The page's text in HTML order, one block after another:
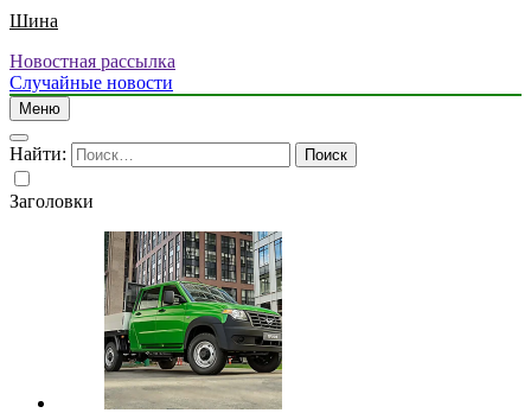
Шина
Новостная рассылка
Случайные новости
Меню
Найти:
Заголовки